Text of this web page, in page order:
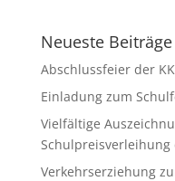
Neueste Beiträge
Abschlussfeier der
Einladung zum
Vielfältige
Schulpreisverleihung
Verkehrserziehung